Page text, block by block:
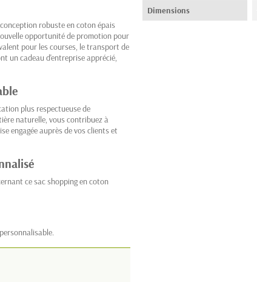
robuste en coton épais
opportunité de promotion pour
pour les courses, le transport de
un cadeau d'entreprise apprécié,
plus respectueuse de
naturelle, vous contribuez à
engagée auprès de vos clients et
ce sac shopping en coton
Dimensions